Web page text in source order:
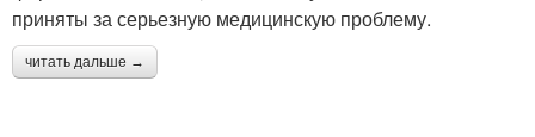
приняты за серьезную медицинскую проблему.
читать дальше →